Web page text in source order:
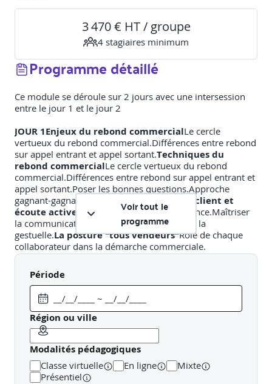
3 470 € HT / groupe
4 stagiaires minimum
Programme détaillé
Ce module se déroule sur 2 jours avec une intersession
entre le jour 1 et le jour 2
JOUR 1Enjeux du rebond commercialLe cercle
vertueux du rebond commercial.Différences entre rebond
sur appel entrant et appel sortant.Techniques du
rebond commercialLe cercle vertueux du rebond
commercial.Différences entre rebond sur appel entrant et
appel sortant.Poser les bonnes questions.Approche
gagnant-gagnant dans l’entretien.
Relation client et
écoute active
Installer un climat de confiance.Maîtriser
la communication non verbale, les silences, la
gestuelle.La posture "tous vendeurs"Rôle de chaque
collaborateur dans la démarche commerciale.
Comprendre la fidélisation et les causes de
résiliation.Comprendre les comportements clients
Notions de psychologie comportementale.
Facteurs influents : freins, leviers, émotions.
assuranceOptimiser la découverte clientTraiter les
objections spécifiques au rebondINTERSESSIONLes
participants devront conduire un ou deux entretiens
commerciaux en appliquant les techniques vues (rebond
+ découverte client). Ils devront rédiger un retour
d’expérience à présenter lors de la deuxième
journée.JOUR 2Retour d’intersession
Partage des
Voir tout le
programme
Période
Région ou ville
Modalités pédagogiques
Classe virtuelle En ligne
Mixte
Présentiel